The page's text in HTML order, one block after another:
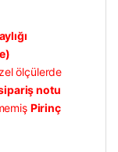
ölçülerde
notu
Pirinç